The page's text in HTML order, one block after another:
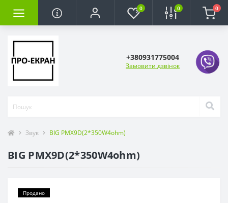
0 0 0
+380931775004
Замовити дзвінок
Звук BIG PMX9D(2*350W4ohm)
BIG PMX9D(2*350W4ohm)
Продано